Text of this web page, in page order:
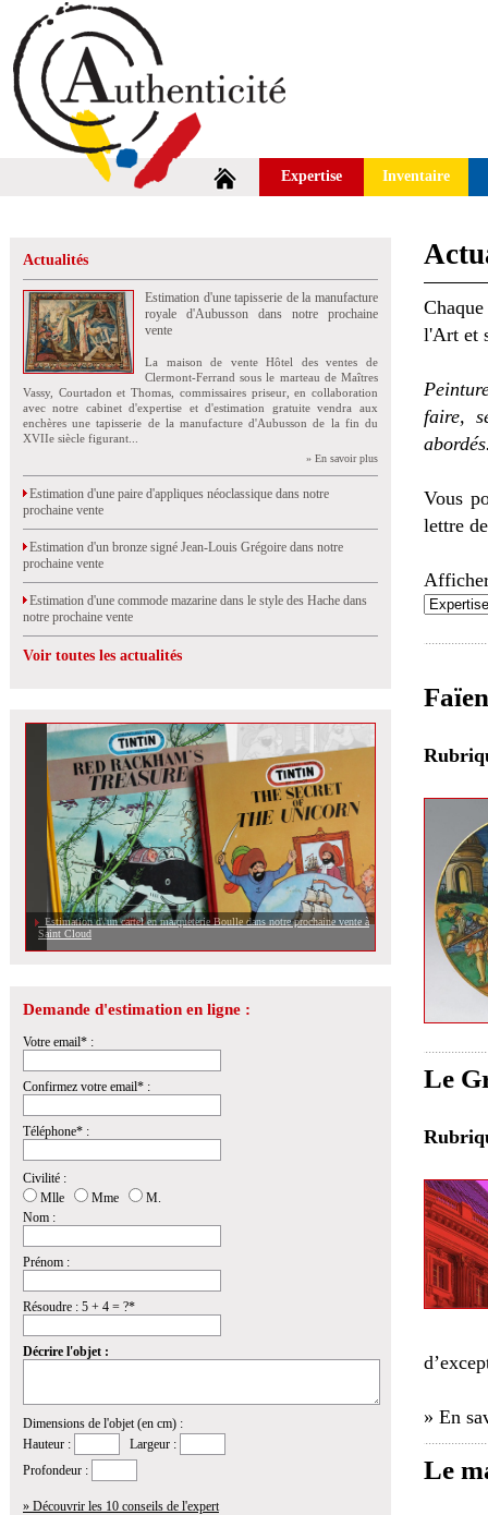
Expertise Inventaire
Actualités
Estimation d'une tapisserie de la manufacture
royale d'Aubusson dans notre prochaine
vente
La maison de vente Hôtel des ventes de
Clermont-Ferrand sous le marteau de Maîtres
Vassy, Courtadon et Thomas, commissaires priseur, en collaboration
avec notre cabinet d'expertise et d'estimation gratuite vendra aux
enchères une tapisserie de la manufacture d'Aubusson de la fin du
XVIIe siècle figurant...
» En savoir plus
Estimation d'une paire d'appliques néoclassique dans notre
prochaine vente
Estimation d'un bronze signé Jean-Louis Grégoire dans notre
prochaine vente
Estimation d'une commode mazarine dans le style des Hache dans
notre prochaine vente
Voir toutes les actualités
Estimation d\'un cartel en marqueterie Boulle dans notre prochaine vente à
Saint Cloud
Demande d'estimation en ligne :
Votre email* :
Confirmez votre email* :
Téléphone* :
Civilité :
Mlle
Mme
M.
Nom :
Prénom :
Résoudre : 5 + 4 = ?*
Décrire l'objet :
Dimensions de l'objet (en cm) :
Hauteur :
Largeur :
Profondeur :
» Découvrir les 10 conseils de l'expert
l'Art et
faire,
Vous
lettre
Le
» En
Le